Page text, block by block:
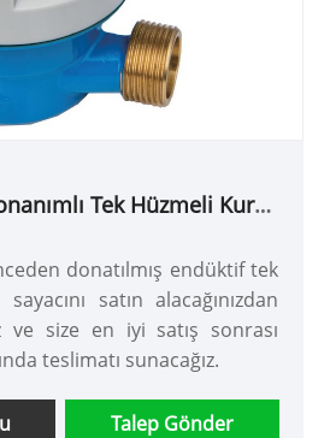
Tek Hüzmeli Kuru
donatılmış endüktif tek
satın alacağınızdan
ve size en iyi satış sonrası
teslimatı sunacağız.
Talep Gönder